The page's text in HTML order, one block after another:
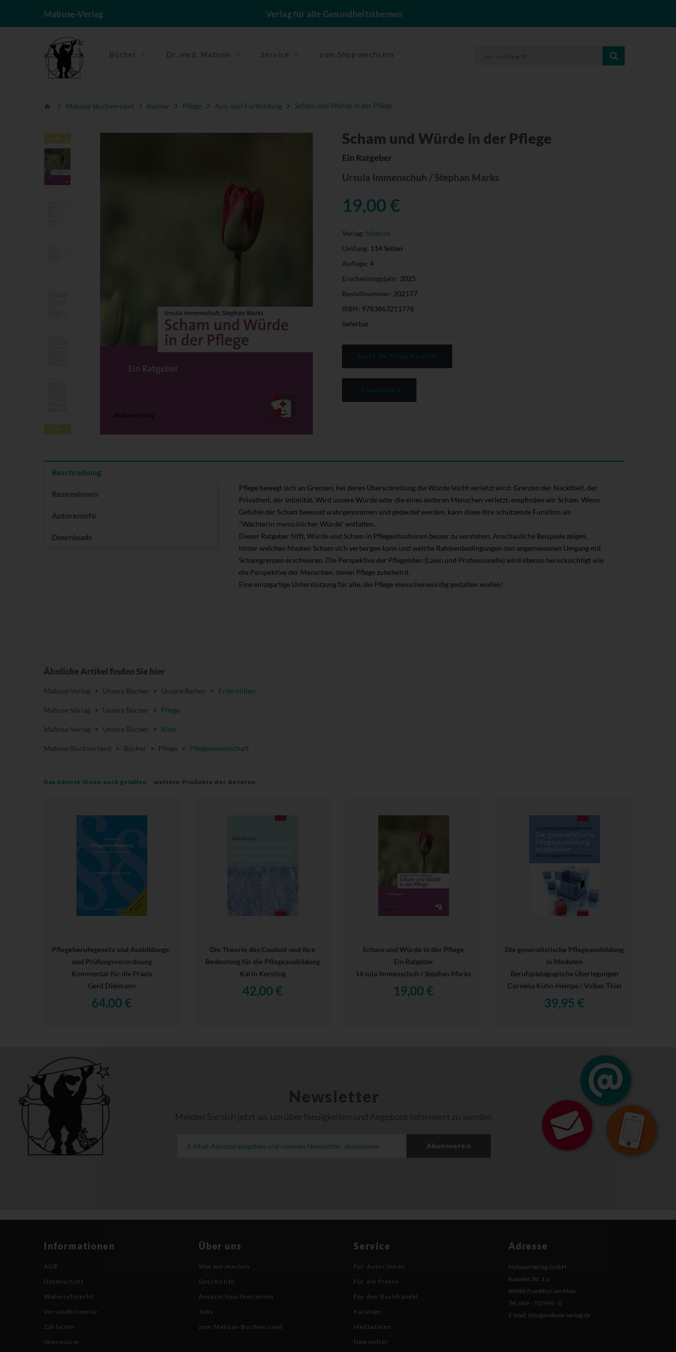
Mabuse-Verlag Verlag für alle Gesundheitsthemen
Bücher Dr. med. Mabuse Service zum Shop wechseln
Mabuse-Buchversand Bücher Pflege Aus- und Fortbildung Scham und Würde in der Pflege
Scham und Würde in der Pflege
Ein Ratgeber
Ursula Immenschuh / Stephan Marks
19,00 €
Verlag: Mabuse
Umfang: 114 Seiten
Auflage: 4
Erscheinungsjahr: 2025
Bestellnummer: 202177
ISBN: 9783863211776
lieferbar
Beschreibung
Rezensionen
Autoreninfo
Downloads
Pflege bewegt sich an Grenzen, bei deren Überschreitung die Würde leicht verletzt wird: Grenzen der Nacktheit, der
Privatheit, der Intimität. Wird unsere Würde oder die eines anderen Menschen verletzt, empfinden wir Scham. Wenn
Gefühle der Scham bewusst wahrgenommen und gedeutet werden, kann diese ihre schützende Funktion als
"Wächterin menschlicher Würde" entfalten.
Dieser Ratgeber hilft, Würde und Scham in Pflegesituationen besser zu verstehen. Anschauliche Beispiele zeigen,
hinter welchen Masken Scham sich verbergen kann und welche Rahmenbedingungen den angemessenen Umgang mit
Schamgrenzen erschweren. Die Perspektive der Pflegenden (Laien und Professionelle) wird ebenso berücksichtigt wie
die Perspektive der Menschen, denen Pflege zuteilwird.
Eine einzigartige Unterstützung für alle, die Pflege menschenwürdig gestalten wollen!
Ähnliche Artikel finden Sie hier
Mabuse-Verlag > Unsere Bücher > Unsere Reihen > Erste Hilfen
Mabuse-Verlag > Unsere Bücher > Pflege
Mabuse-Verlag > Unsere Bücher > Alter
Mabuse-Buchversand > Bücher > Pflege > Pflegewissenschaft
Das könnte Ihnen auch gefallen weitere Produkte der Autoren
Pflegeberufegesetz und Ausbildungs-
und Prüfungsverordnung
Kommentar für die Praxis
Gerd Dielmann
64,00 €
Die Theorie des Coolout und ihre
Bedeutung für die Pflegeausbildung
Karin Kersting
42,00 €
Scham und Würde in der Pflege
Ein Ratgeber
Ursula Immenschuh / Stephan Marks
19,00 €
Die generalistische Pflegeausbildung
in Modulen
Berufspädagogische Überlegungen
Cornelia Kühn-Hempe / Volker Thiel
39,95 €
Newsletter
Melden Sie sich jetzt an, um über Neuigkeiten und Angebote informiert zu werden.
Abonnieren
Informationen
AGB
Datenschutz
Widerrufsrecht
Versandhinweise
Zahlarten
Impressum
Über uns
Was wir machen
Geschichte
Ansprechpartner:innen
Jobs
zum Mabuse-Buchversand
Service
Für Autor:innen
Für die Presse
Für den Buchhandel
Kataloge
Mediadaten
Newsletter
Adresse
Mabuse-Verlag GmbH
Kasseler Str. 1 a
60486 Frankfurt am Main
Tel: 069 - 707996 - 0
E-Mail: info@mabuse-verlag.de